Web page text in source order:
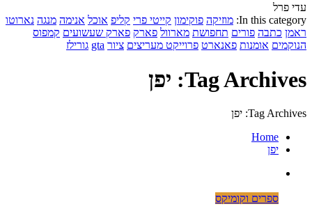
עדי פרל
In this category: מוזיקה פוקימון קייטי פרי קליפ אוכל אנימה מנגה נארוטו
ראמן כתבה פורים תחפושת מארוול פארק פארק שעשועים קמפוס
הנוקמים אומנות פאנארט פרוייקט מעריצים ציור gta גורילז
Tag Archives: יפן
Tag Archives: יפן
Home
יפן
ספרים וקומיקס